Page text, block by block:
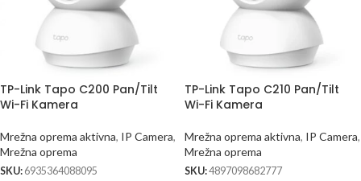
TP-Link Tapo C200 Pan/Tilt
Wi-Fi Kamera
Mrežna oprema aktivna, IP Camera,
Mrežna oprema
SKU: 6935364088095
TP-Link Tapo C210 Pan/Tilt
Wi-Fi Kamera
Mrežna oprema aktivna, IP Camera,
Mrežna oprema
SKU:4897098682777